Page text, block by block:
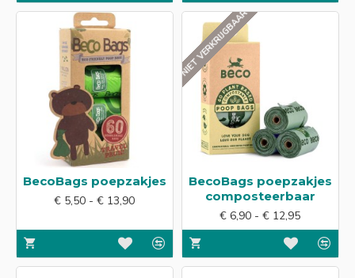
BecoBags poepzakjes
€ 5,50 - € 13,90
NIET VERKRIJGBAAR
BecoBags poepzakjes
composteerbaar
€ 6,90 - € 12,95